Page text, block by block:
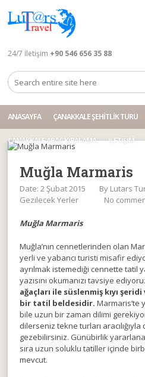
24/7 İletişim +90 546 656 35 88
ANASAYFA ÇANAKKALE ŞEHITLIK TURU
ÇANAKKALE ARAÇ KIRALAMA İLETIŞIM
Muğla Marmaris
Date: 2 Şubat 2015 By Lutars
Gezilecek Yerler
No
Muğla Marmaris
Muğla’nın cennetlerinden olan
yerli ve yabancı turisti misafir
ayrılmak istemediği cennette tatil
yazısını okumanızı tavsiye
ağaçları ile süslenmiş kıyı
bir tatil beldesidir. Marmaris’te
bile uzun bir zaman dilimi
dilerseniz tekne turları
gezebilirsiniz. Günübirlik
sıra uzun soluklu tatiller içinde
mevcut.